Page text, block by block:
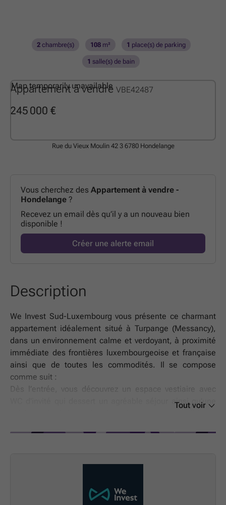
Appartement à vendre VBE42487
245 000 €
2chambre(s) 108m² 1 place(s) de parking
1 salle(s) de bain
Map temporarily unavailable
Rue du Vieux Moulin 42 3 6780 Hondelange
Vous cherchez des Appartement à vendre -
Hondelange ?
Recevez un email dès qu’il y a un nouveau bien
disponible !
Créer une alerte email
Description
We Invest Sud-Luxembourg vous présente ce charmant
appartement idéalement situé à Turpange (Messancy),
dans un environnement calme et verdoyant, à proximité
immédiate des frontières luxembourgeoise et française
ainsi que de toutes les commodités. Il se compose
comme suit :
Dès l’entrée, vous découvrez un espace vestiaire avec
WC d'invité qui dessert un agréable séjour ainsi qu’une
partager des moments conviviaux.
Tout voir